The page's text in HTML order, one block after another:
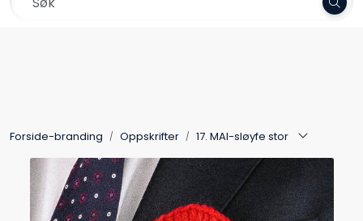
Skip to main content
Forside-branding Oppskrifter 17. MAI-sløyfe stor
Kolleksjoner
Pinner og tilbehør